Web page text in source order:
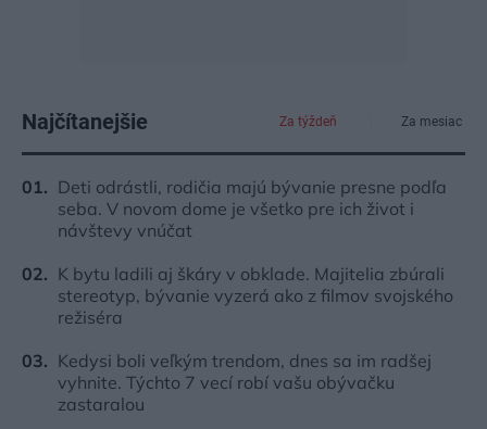
Najčítanejšie Za týždeň Za mesiac
Deti odrástli, rodičia majú bývanie presne podľa
seba. V novom dome je všetko pre ich život i
návštevy vnúčat
K bytu ladili aj škáry v obklade. Majitelia zbúrali
stereotyp, bývanie vyzerá ako z filmov svojského
režiséra
Kedysi boli veľkým trendom, dnes sa im radšej
vyhnite. Týchto 7 vecí robí vašu obývačku
zastaralou